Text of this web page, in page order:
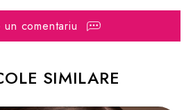
un comentariu
SIMILARE